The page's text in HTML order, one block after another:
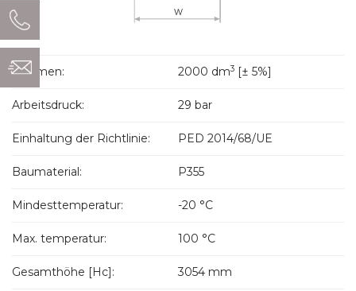
Volumen: 2000 dm3 [± 5%]
Arbeitsdruck: 29 bar
Einhaltung der Richtlinie: PED 2014/68/UE
Baumaterial: P355
Mindesttemperatur: -20 °C
Max. temperatur: 100 °C
Gesamthöhe [Hc]: 3054 mm